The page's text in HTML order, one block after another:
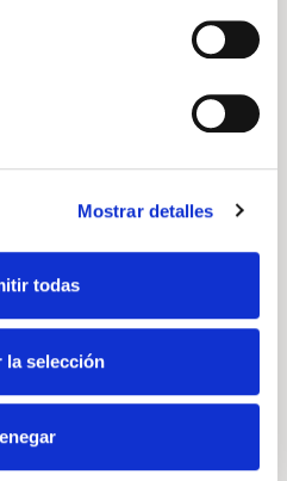
Mostrar detalles
todas
la selección
Corta 2.0 TDI 81 kW